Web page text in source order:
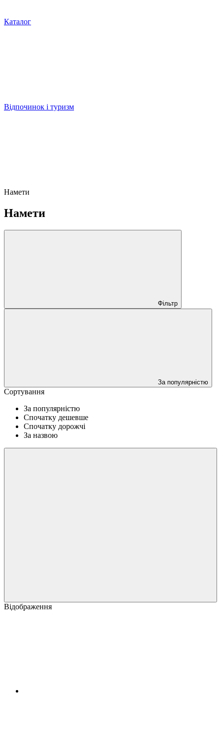
Каталог
Відпочинок і туризм
Намети
Намети
Фільтр
За популярністю
Сортування
За популярністю
Спочатку дешевше
Спочатку дорожчі
За назвою
Відображення